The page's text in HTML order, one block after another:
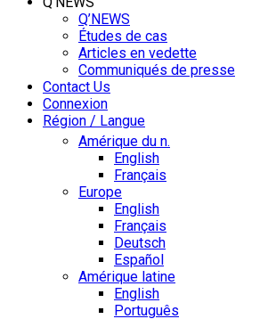
Q’NEWS
Études de cas
Articles en vedette
Communiqués de presse
Contact Us
Connexion
Région / Langue
Amérique du n.
English
Français
Europe
English
Français
Deutsch
Español
Amérique latine
English
Português